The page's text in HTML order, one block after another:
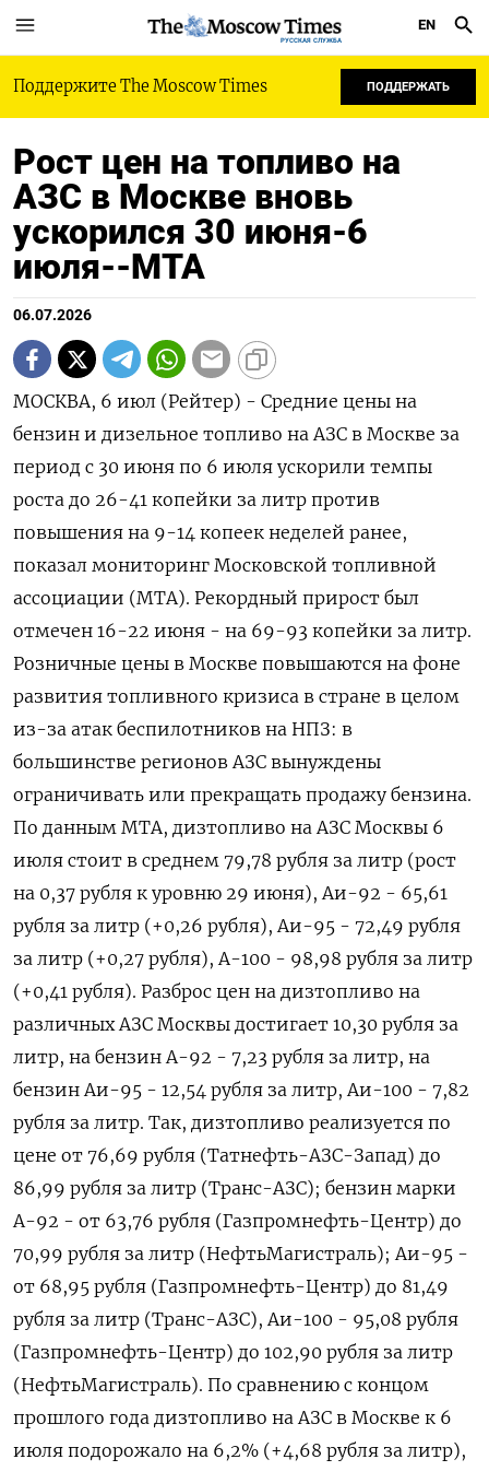
РУССКАЯ СЛУЖБА
EN
Поддержите The Moscow Times ПОДДЕРЖАТЬ
Рост цен на топливо на
АЗС в Москве вновь
ускорился 30 июня-6
июля--МТА
06.07.2026
МОСКВА, 6 июл (Рейтер) - Средние цены на
бензин и дизельное топливо на АЗС в Москве за
период с 30 июня по 6 июля ускорили темпы
роста до 26-41 копейки за ‌литр против
повышения на 9-14 копеек неделей ранее,
показал мониторинг Московской топливной
ассоциации (МТА). Рекордный прирост был
отмечен 16-22 июня - на 69-93 копейки за литр.
Розничные цены в Москве повышаются на ​фоне
развития топливного кризиса в ​стране в целом ​
из-за атак беспилотников ⁠на НПЗ: в
большинстве регионов АЗС вынуждены
ограничивать или ‌прекращать продажу бензина.
По данным МТА, дизтопливо ‌на АЗС Москвы 6
июля стоит в среднем 79,78 рубля за литр (рост
на 0,37 ​рубля к уровню 29 июня), Аи-92 - 65,61
рубля за литр (+0,26 рубля), Аи-95 - ‌72,49 рубля
за литр (+0,27 рубля), А-100 - 98,98 рубля за литр
(+0,41 рубля). Разброс ​цен на дизтопливо на
различных АЗС Москвы достигает 10,30 рубля за
литр, на ‌бензин А-92 - 7,23 рубля за литр, на
бензин Аи-95 - 12,54 рубля за литр, Аи-100 - 7,82
рубля за литр. Так, дизтопливо реализуется по
цене ​от 76,69 рубля (Татнефть-АЗС-Запад) ​до
86,99 рубля за ‌литр (Транс-АЗС); бензин марки
А-92 - от 63,76 рубля (Газпромнефть-Центр) до
70,99 рубля за литр (НефтьМагистраль); ​Аи-95 -
от 68,95 рубля (Газпромнефть-Центр) до 81,49
рубля за литр (Транс-АЗС), Аи-100 - 95,08 рубля
(Газпромнефть-Центр) до 102,90 рубля за литр
(НефтьМагистраль). По сравнению с концом
прошлого года дизтопливо на АЗС в Москве к 6
июля подорожало на 6,2% (+4,68 рубля за литр),